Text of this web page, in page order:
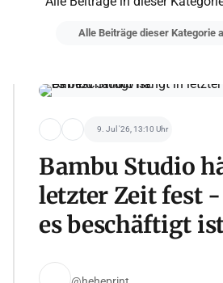
Alle Beiträge dieser Kategorie
9. Jul '26, 13:10 Uhr
Bambu Studio
letzter Zeit fest -
es beschäftigt